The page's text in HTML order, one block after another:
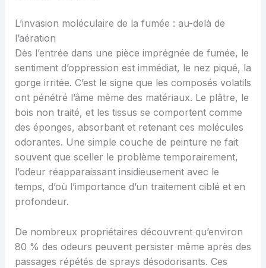
L’invasion moléculaire de la fumée : au-delà de
l’aération
Dès l’entrée dans une pièce imprégnée de fumée, le
sentiment d’oppression est immédiat, le nez piqué, la
gorge irritée. C’est le signe que les composés volatils
ont pénétré l’âme même des matériaux. Le plâtre, le
bois non traité, et les tissus se comportent comme
des éponges, absorbant et retenant ces molécules
odorantes. Une simple couche de peinture ne fait
souvent que sceller le problème temporairement,
l’odeur réapparaissant insidieusement avec le
temps, d’où l’importance d’un traitement ciblé et en
profondeur.
De nombreux propriétaires découvrent qu’environ
80 % des odeurs peuvent persister même après des
passages répétés de sprays désodorisants. Ces